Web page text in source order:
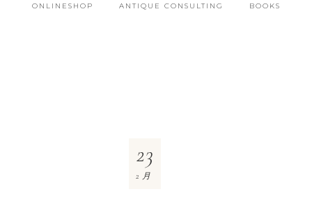
ONLINESHOP ANTIQUE CONSULTING BOOKS
23
2月